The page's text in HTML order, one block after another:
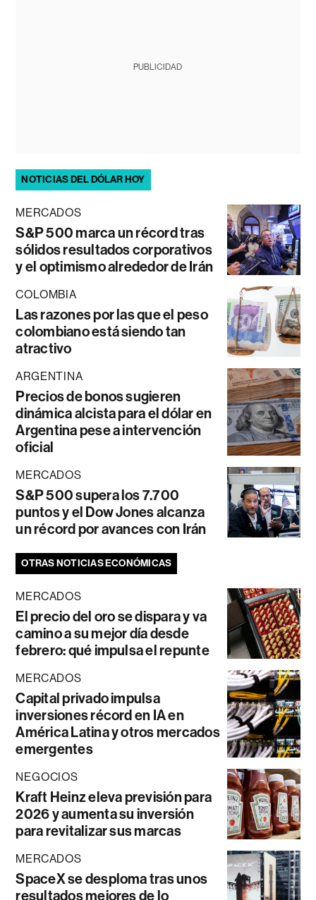
PUBLICIDAD
NOTICIAS DEL DÓLAR HOY
MERCADOS
S&P 500 marca un récord tras
sólidos resultados corporativos
y el optimismo alrededor de Irán
COLOMBIA
Las razones por las que el peso
colombiano está siendo tan
atractivo
ARGENTINA
Precios de bonos sugieren
dinámica alcista para el dólar en
Argentina pese a intervención
oficial
MERCADOS
S&P 500 supera los 7.700
puntos y el Dow Jones alcanza
un récord por avances con Irán
OTRAS NOTICIAS ECONÓMICAS
MERCADOS
El precio del oro se dispara y va
camino a su mejor día desde
febrero: qué impulsa el repunte
MERCADOS
Capital privado impulsa
inversiones récord en IA en
América Latina y otros mercados
emergentes
NEGOCIOS
Kraft Heinz eleva previsión para
2026 y aumenta su inversión
para revitalizar sus marcas
MERCADOS
SpaceX se desploma tras unos
resultados mejores de lo